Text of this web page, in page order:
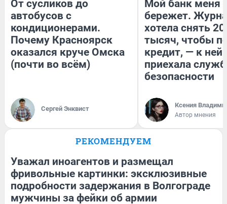
От сусликов до
автобусов с
кондиционерами.
Почему Красноярск
оказался круче Омска
(почти во всём)
Сергей Энквист
Мой банк меня
бережет.
хотела снять
тысяч, чтобы
кредит, — к
приехала
безопасности
Ксения
Автор мнения
РЕКОМЕНДУЕМ
Уважал иноагентов и размещал
фривольные картинки: эксклюзивные
подробности задержания в Волгограде
мужчины за фейки об армии